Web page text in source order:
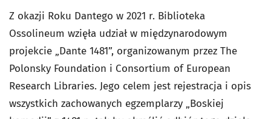
Z okazji Roku Dantego w 2021 r. Biblioteka
Ossolineum wzięła udział w międzynarodowym
projekcie „Dante 1481”, organizowanym przez The
Polonsky Foundation i Consortium of European
Research Libraries. Jego celem jest rejestracja i opis
wszystkich zachowanych egzemplarzy „Boskiej